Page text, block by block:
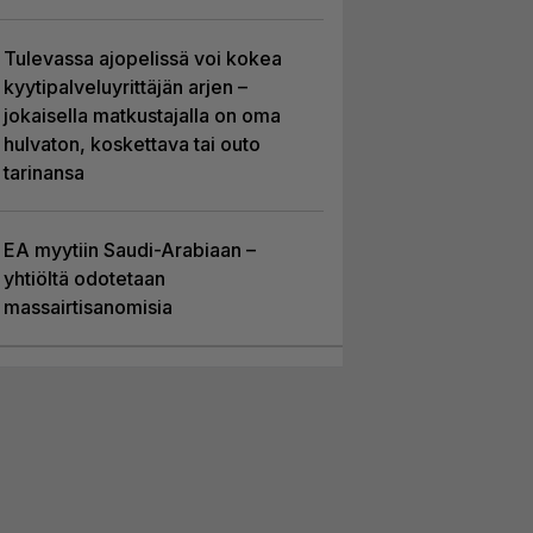
Tulevassa ajopelissä voi kokea
kyytipalveluyrittäjän arjen –
jokaisella matkustajalla on oma
hulvaton, koskettava tai outo
tarinansa
EA myytiin Saudi-Arabiaan –
yhtiöltä odotetaan
massairtisanomisia